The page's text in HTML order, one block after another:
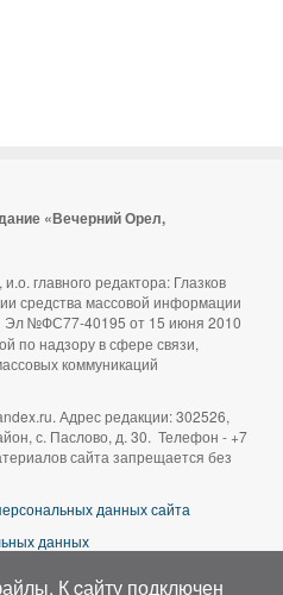
«Вечерний Орел,
главного редактора: Глазков
средства массовой информации
Эл №ФС77-40195 от 15 июня 2010
по надзору в сфере связи,
коммуникаций
Адрес редакции: 302526,
с. Паслово, д. 30. Телефон - +7
сайта запрещается без
данных сайта
данных
К cайту подключен